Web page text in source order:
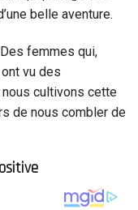
belle aventure.
femmes qui,
vu des
cultivons cette
de nous combler de